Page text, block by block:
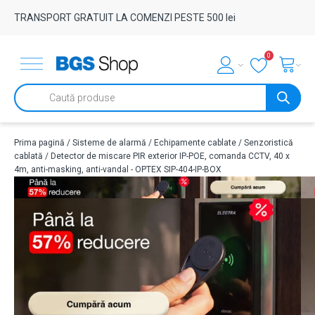
TRANSPORT GRATUIT LA COMENZI PESTE 500 lei
0
Products
search
Prima pagină / Sisteme de alarmă / Echipamente cablate / Senzoristică
cablată / Detector de miscare PIR exterior IP-POE, comanda CCTV, 40 x
4m, anti-masking, anti-vandal - OPTEX SIP-404-IP-BOX